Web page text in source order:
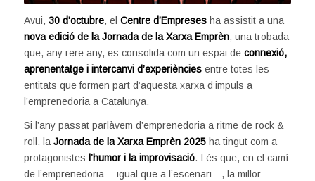
Avui, 30 d’octubre, el Centre d’Empresesha assistit a una
nova edició de la Jornada de la Xarxa Emprèn, una trobada
que, any rere any, es consolida com un espai de connexió,
aprenentatge i intercanvi d’experiènciesentre totes les
entitats que formen part d’aquesta xarxa d’impuls a
l’emprenedoria a Catalunya.
Si l’any passat parlàvem d’emprenedoria a ritme de rock &
roll, la Jornada de la Xarxa Emprèn 2025ha tingut com a
protagonistes l’humor i la improvisació. I és que, en el camí
de l’emprenedoria —igual que a l’escenari—, la millor